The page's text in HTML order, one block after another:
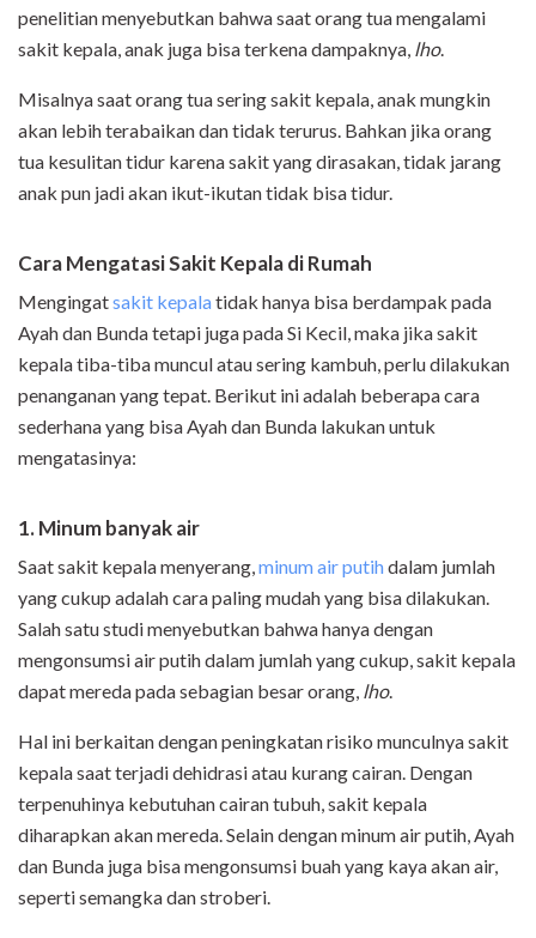
penelitian menyebutkan bahwa saat orang tua mengalami
sakit kepala, anak juga bisa terkena dampaknya, lho.
Misalnya saat orang tua sering sakit kepala, anak mungkin
akan lebih terabaikan dan tidak terurus. Bahkan jika orang
tua kesulitan tidur karena sakit yang dirasakan, tidak jarang
anak pun jadi akan ikut-ikutan tidak bisa tidur.
Cara Mengatasi Sakit Kepala di Rumah
Mengingatsakit kepalatidak hanya bisa berdampak pada
Ayah dan Bunda tetapi juga pada Si Kecil, maka jika sakit
kepala tiba-tiba muncul atau sering kambuh, perlu dilakukan
penanganan yang tepat. Berikut ini adalah beberapa cara
sederhana yang bisa Ayah dan Bunda lakukan untuk
mengatasinya:
1. Minum banyak air
Saat sakit kepala menyerang, minum air putihdalam jumlah
yang cukup adalah cara paling mudah yang bisa dilakukan.
Salah satu studi menyebutkan bahwa hanya dengan
mengonsumsi air putih dalam jumlah yang cukup, sakit kepala
dapat mereda pada sebagian besar orang, lho.
Hal ini berkaitan dengan peningkatan risiko munculnya sakit
kepala saat terjadi dehidrasi atau kurang cairan. Dengan
terpenuhinya kebutuhan cairan tubuh, sakit kepala
diharapkan akan mereda. Selain dengan minum air putih, Ayah
dan Bunda juga bisa mengonsumsi buah yang kaya akan air,
seperti semangka dan stroberi.